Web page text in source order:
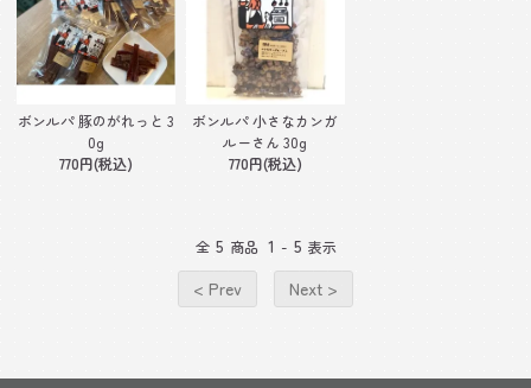
ボンルパ 豚のがれっと 3
0g
770円(税込)
ボンルパ 小さなカンガ
ルーさん 30g
770円(税込)
全 5 商品 1 - 5 表示
< Prev Next >